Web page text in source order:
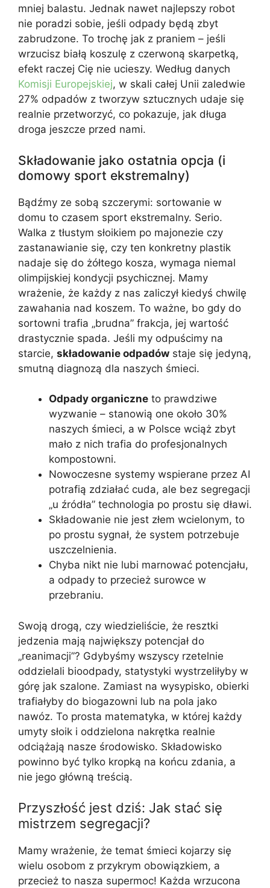
mniej balastu. Jednak nawet najlepszy robot
nie poradzi sobie, jeśli odpady będą zbyt
zabrudzone. To trochę jak z praniem – jeśli
wrzucisz białą koszulę z czerwoną skarpetką,
efekt raczej Cię nie ucieszy. Według danych
Komisji Europejskiej, w skali całej Unii zaledwie
27% odpadów z tworzyw sztucznych udaje się
realnie przetworzyć, co pokazuje, jak długa
droga jeszcze przed nami.
Składowanie jako ostatnia opcja (i
domowy sport ekstremalny)
Bądźmy ze sobą szczerymi: sortowanie w
domu to czasem sport ekstremalny. Serio.
Walka z tłustym słoikiem po majonezie czy
zastanawianie się, czy ten konkretny plastik
nadaje się do żółtego kosza, wymaga niemal
olimpijskiej kondycji psychicznej. Mamy
wrażenie, że każdy z nas zaliczył kiedyś chwilę
zawahania nad koszem. To ważne, bo gdy do
sortowni trafia „brudna” frakcja, jej wartość
drastycznie spada. Jeśli my odpuścimy na
starcie, składowanie odpadów staje się jedyną,
smutną diagnozą dla naszych śmieci.
Odpady organiczne to prawdziwe
wyzwanie – stanowią one około 30%
naszych śmieci, a w Polsce wciąż zbyt
mało z nich trafia do profesjonalnych
kompostowni.
Nowoczesne systemy wspierane przez AI
potrafią zdziałać cuda, ale bez segregacji
„u źródła” technologia po prostu się dławi.
Składowanie nie jest złem wcielonym, to
po prostu sygnał, że system potrzebuje
uszczelnienia.
Chyba nikt nie lubi marnować potencjału,
a odpady to przecież surowce w
przebraniu.
Swoją drogą, czy wiedzieliście, że resztki
jedzenia mają największy potencjał do
„reanimacji”? Gdybyśmy wszyscy rzetelnie
oddzielali bioodpady, statystyki wystrzeliłyby w
górę jak szalone. Zamiast na wysypisko, obierki
trafiałyby do biogazowni lub na pola jako
nawóz. To prosta matematyka, w której każdy
umyty słoik i oddzielona nakrętka realnie
odciążają nasze środowisko. Składowisko
powinno być tylko kropką na końcu zdania, a
nie jego główną treścią.
Przyszłość jest dziś: Jak stać się
mistrzem segregacji?
Mamy wrażenie, że temat śmieci kojarzy się
wielu osobom z przykrym obowiązkiem, a
przecież to nasza supermoc! Każda wrzucona